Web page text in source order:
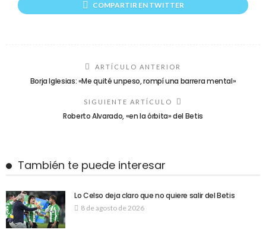
COMPARTIR EN TWITTER
ARTÍCULO ANTERIOR
Borja Iglesias: «Me quité unpeso, rompí una barrera mental»
SIGUIENTE ARTÍCULO
Roberto Alvarado, «en la órbita» del Betis
También te puede interesar
Lo Celso deja claro que no quiere salir del Betis
8 de agosto de 2026